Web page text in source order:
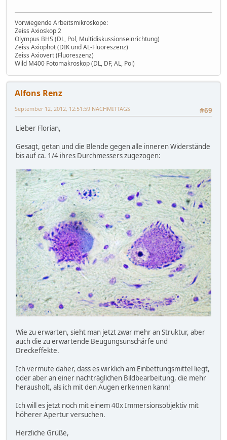
Vorwiegende Arbeitsmikroskope:
Zeiss Axioskop 2
Olympus BHS (DL, Pol, Multidiskussionseinrichtung)
Zeiss Axiophot (DIK und AL-Fluoreszenz)
Zeiss Axiovert (Fluoreszenz)
Wild M400 Fotomakroskop (DL, DF, AL, Pol)
Alfons Renz
#69
September 12, 2012, 12:51:59 NACHMITTAGS
Lieber Florian,
Gesagt, getan und die Blende gegen alle inneren Widerstände
bis auf ca. 1/4 ihres Durchmessers zugezogen:
Wie zu erwarten, sieht man jetzt zwar mehr an Struktur, aber
auch die zu erwartende Beugungsunschärfe und
Dreckeffekte.
Ich vermute daher, dass es wirklich am Einbettungsmittel liegt,
oder aber an einer nachträglichen Bildbearbeitung, die mehr
herausholt, als ich mit den Augen erkennen kann!
Ich will es jetzt noch mit einem 40x Immersionsobjektiv mit
höherer Apertur versuchen.
Herzliche Grüße,